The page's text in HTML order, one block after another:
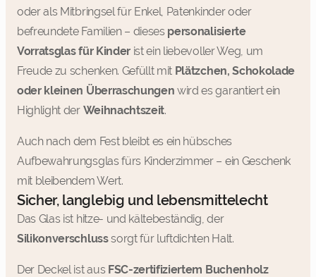
oder als Mitbringsel für Enkel, Patenkinder oder
befreundete Familien – dieses personalisierte
Vorratsglas für Kinderist ein liebevoller Weg, um
Freude zu schenken. Gefüllt mit Plätzchen, Schokolade
oder kleinen Überraschungen wird es garantiert ein
Highlight der Weihnachtszeit.
Auch nach dem Fest bleibt es ein hübsches
Aufbewahrungsglas fürs Kinderzimmer – ein Geschenk
mit bleibendem Wert.
Sicher, langlebig und lebensmittelecht
Das Glas ist hitze- und kältebeständig, der
Silikonverschlusssorgt für luftdichten Halt.
Der Deckel ist aus FSC-zertifiziertem Buchenholz